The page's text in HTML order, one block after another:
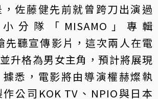
佐藤健先前就曾跨刀出演過
小分隊「MISAMO」專輯
先聽宣傳影片，這次兩人在電
升格為男女主角，預計將展現
悉，電影將由導演權赫燦執
公司KOK TV、NPIO與日本